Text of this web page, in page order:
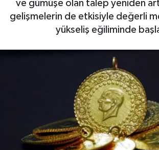
ve gümüşe olan talep yeniden
gelişmelerin de etkisiyle değerli
yükseliş eğiliminde